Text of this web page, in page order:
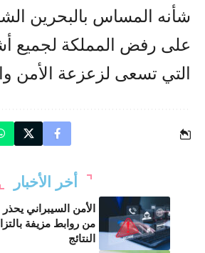
شأنه المساس بالبحرين
على رفض المملكة لجميع
التي تسعى لزعزعة الأمن
أخر الأخبار
الأمن السيبراني
من روابط مزيفة
النتائج